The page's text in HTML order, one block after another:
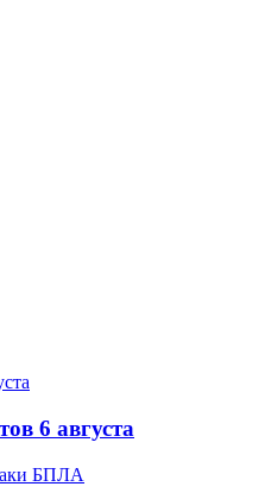
6 августа